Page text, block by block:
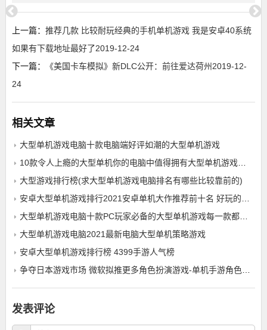
上一篇： 推荐几款 比较耐玩经典的手机单机游戏 我是安卓40系统
如果有下载地址最好了2019-12-24
下一篇：
《美国卡车模拟》新DLC公开：前往爱达荷州2019-12-
24
相关文章
大型单机游戏电脑十款电脑端好评如潮的大型单机游戏
10款令人上瘾的大型单机你的电脑中值得拥有大型单机游戏电脑
大型游戏排行榜(求大型单机游戏电脑排名有哪些比较靠前的)
安卓大型单机游戏排行2021安卓单机大作推荐前十名 好玩的安卓单机手游排行榜合集
大型单机游戏电脑十款PC玩家必备的大型单机游戏每一款都深受欢迎
大型单机游戏电脑2021最新电脑大型单机策略游戏
安卓大型单机游戏排行榜 4399手游人气榜
争夺日本游戏市场 微软拟推更多角色扮演游戏-单机手游角色扮演游戏
发表评论